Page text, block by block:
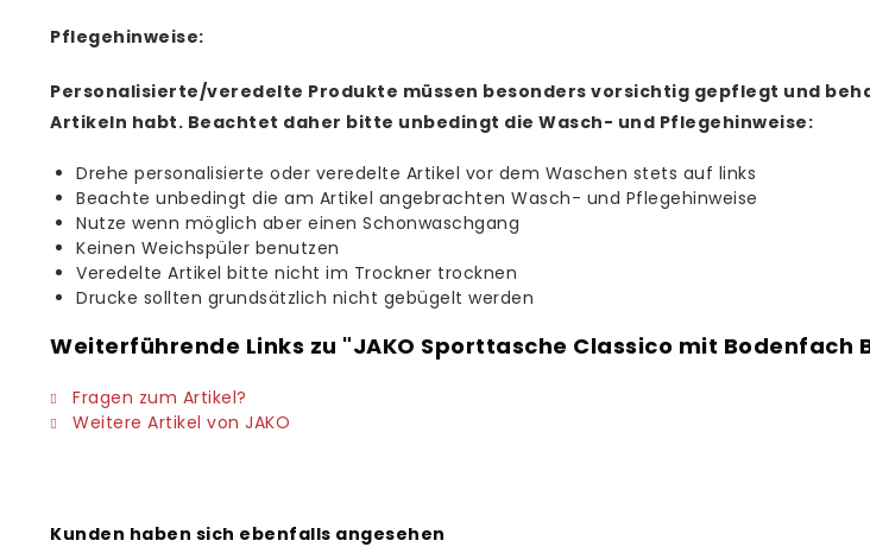
Pflegehinweise:
Personalisierte/veredelte Produkte müssen besonders vorsichtig gepflegt und
Artikeln habt. Beachtet daher bitte unbedingt die Wasch- und Pflegehinweise:
Drehe personalisierte oder veredelte Artikel vor dem Waschen stets auf links
Beachte unbedingt die am Artikel angebrachten Wasch- und Pflegehinweise
Nutze wenn möglich aber einen Schonwaschgang
Keinen Weichspüler benutzen
Veredelte Artikel bitte nicht im Trockner trocknen
Drucke sollten grundsätzlich nicht gebügelt werden
Weiterführende Links zu "JAKO Sporttasche Classico mit Bodenfach
Fragen zum Artikel?
Weitere Artikel von JAKO
Kunden haben sich ebenfalls angesehen